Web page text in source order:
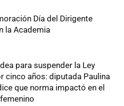
Día del Dirigente
la Academia
para suspender la Ley
cinco años: diputada Paulina
que norma impactó en el